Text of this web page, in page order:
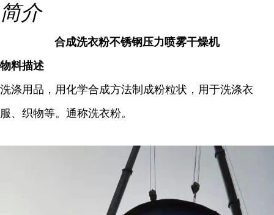
简介
合成洗衣粉不锈钢压力喷雾干燥机
物料描述
洗涤用品，用化学合成方法制成粉粒状，用于洗涤衣
服、织物等。通称洗衣粉。